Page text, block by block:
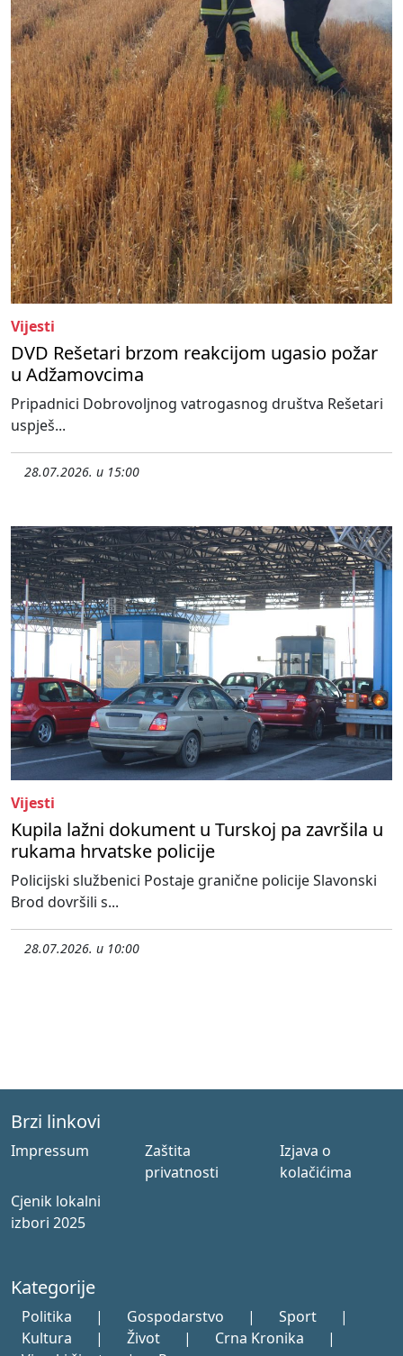
Vijesti
DVD Rešetari brzom reakcijom ugasio požar
u Adžamovcima
Pripadnici Dobrovoljnog vatrogasnog društva Rešetari
uspješ...
28.07.2026. u 15:00
Vijesti
Kupila lažni dokument u Turskoj pa završila u
rukama hrvatske policije
Policijski službenici Postaje granične policije Slavonski
Brod dovršili s...
28.07.2026. u 10:00
Brzi linkovi
Impressum
Zaštita
privatnosti
Izjava o
kolačićima
Cjenik lokalni
izbori 2025
Kategorije
Politika | Gospodarstvo | Sport
|
Kultura
| Život | Crna Kronika
|